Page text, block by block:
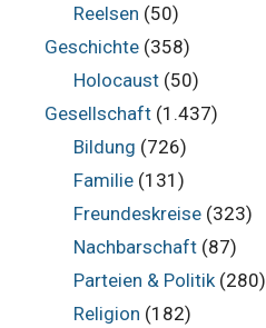
Reelsen (50)
Geschichte (358)
Holocaust(50)
Gesellschaft (1.437)
Bildung (726)
Familie(131)
Freundeskreise(323)
Nachbarschaft(87)
Parteien & Politik(280)
Religion (182)